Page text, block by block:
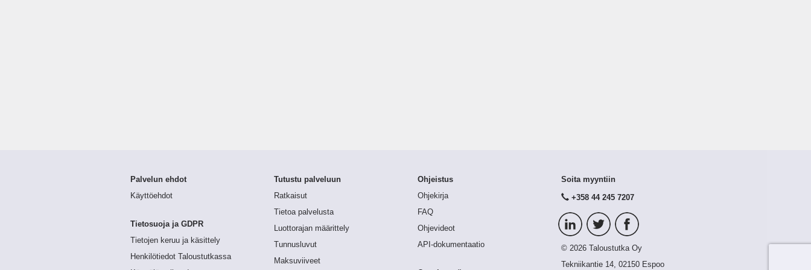
Palvelun ehdot
Käyttöehdot
Tietosuoja ja GDPR
Tietojen keruu ja käsittely
Henkilötiedot Taloustutkassa
Tutustu palveluun
Ratkaisut
Tietoa palvelusta
Luottorajan määrittely
Tunnusluvut
Maksuviiveet
Ohjeistus
Ohjekirja
FAQ
Ohjevideot
API-dokumentaatio
Soita myyntiin
+358 44 245 7207
© 2026 Taloustutka Oy
Tekniikantie 14, 02150 Espoo